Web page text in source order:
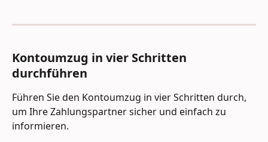
Kontoumzug in vier Schritten
durchführen
Führen Sie den Kontoumzug in vier Schritten durch,
um Ihre Zahlungspartner sicher und einfach zu
informieren.